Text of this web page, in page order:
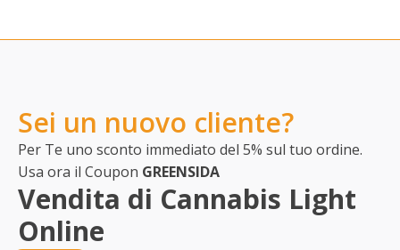
Sei un nuovo cliente?
Per Te uno sconto immediato del 5% sul tuo ordine.
Usa ora il Coupon GREENSIDA
Vendita di Cannabis Light
Online